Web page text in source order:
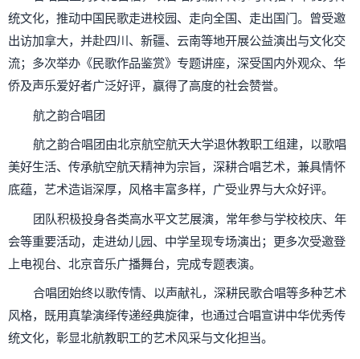
统文化，推动中国民歌走进校园、走向全国、走出国门。曾受邀
出访加拿大，并赴四川、新疆、云南等地开展公益演出与文化交
流；多次举办《民歌作品鉴赏》专题讲座，深受国内外观众、华
侨及声乐爱好者广泛好评，赢得了高度的社会赞誉。
航之韵合唱团
航之韵合唱团由北京航空航天大学退休教职工组建，以歌唱
美好生活、传承航空航天精神为宗旨，深耕合唱艺术，兼具情怀
底蕴，艺术造诣深厚，风格丰富多样，广受业界与大众好评。
团队积极投身各类高水平文艺展演，常年参与学校校庆、年
会等重要活动，走进幼儿园、中学呈现专场演出；更多次受邀登
上电视台、北京音乐广播舞台，完成专题表演。
合唱团始终以歌传情、以声献礼，深耕民歌合唱等多种艺术
风格，既用真挚演绎传递经典旋律，也通过合唱宣讲中华优秀传
统文化，彰显北航教职工的艺术风采与文化担当。